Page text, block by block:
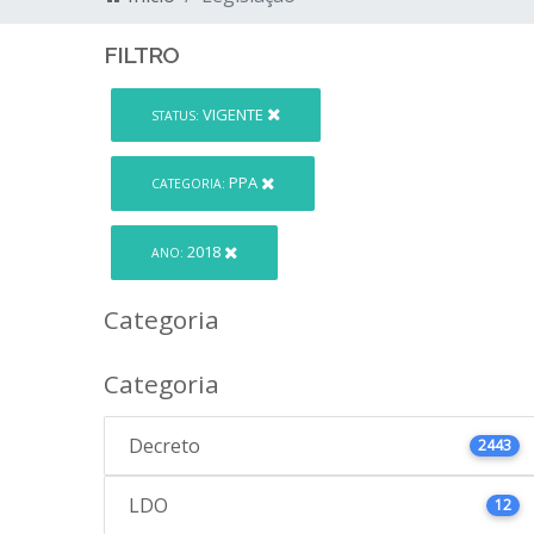
FILTRO
STATUS: VIGENTE
CATEGORIA: PPA
ANO: 2018
Categoria
Categoria
Decreto 2443
LDO 12